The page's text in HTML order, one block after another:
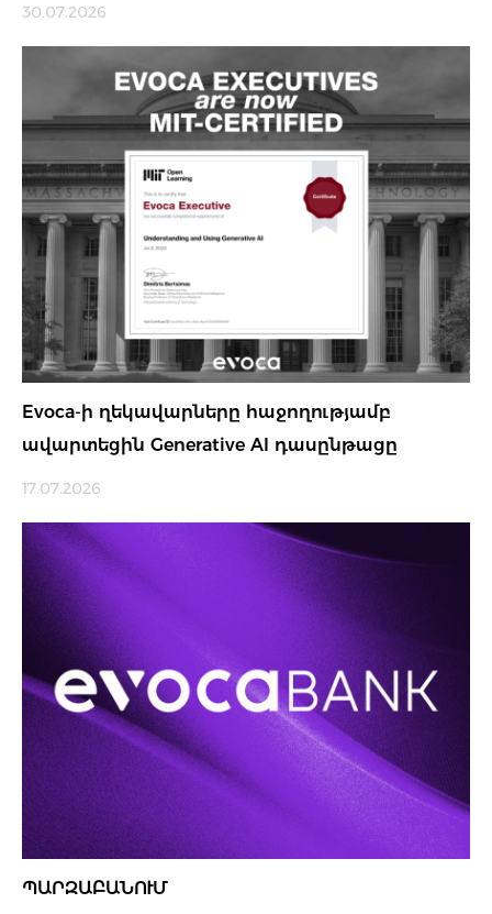
30.07.2026
Evoca-ի ղեկավարները հաջողությամբ
ավարտեցին Generative AI դասընթացը
17.07.2026
ՊԱՐԶԱԲԱՆՈՒՄ